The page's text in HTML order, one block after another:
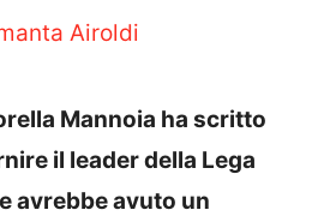
Airoldi
Mannoia ha scritto
il leader della Lega
avrebbe avuto un